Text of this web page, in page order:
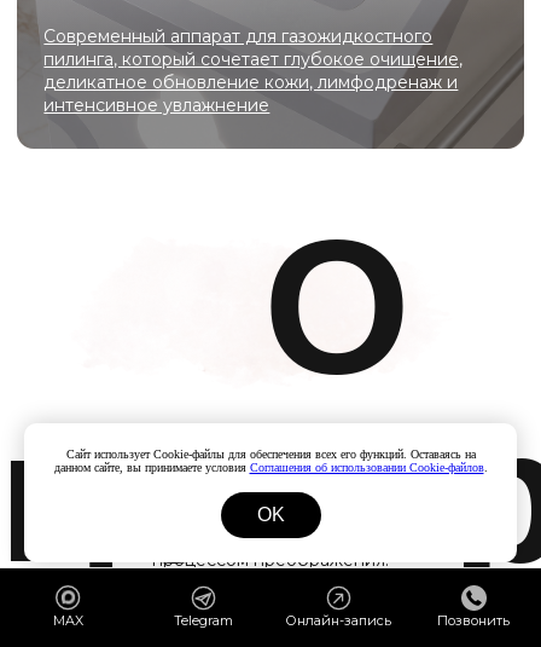
MAX Telegram Онлайн-запись Позвонить
Сайт использует Cookie-файлы для обеспечения всех его функций. Оставаясь на
данном сайте, вы принимаете условия Соглашения об использовании Cookie-файлов.
OK